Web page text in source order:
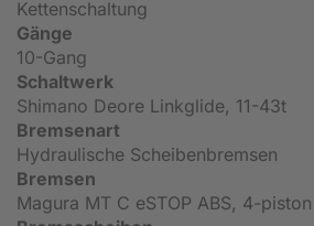
Kettenschaltung
Gänge
10-Gang
Schaltwerk
Shimano Deore Linkglide, 11-43t
Bremsenart
Hydraulische Scheibenbremsen
Bremsen
Magura MT C eSTOP ABS, 4-piston